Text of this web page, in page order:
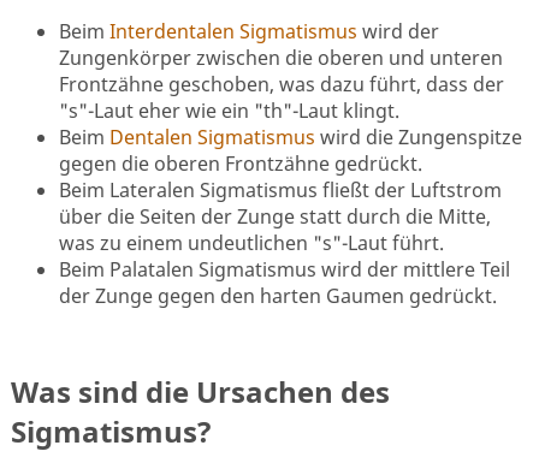
Beim Interdentalen Sigmatismus wird der
Zungenkörper zwischen die oberen und unteren
Frontzähne geschoben, was dazu führt, dass der
"s"-Laut eher wie ein "th"-Laut klingt.
Beim Dentalen Sigmatismus wird die Zungenspitze
gegen die oberen Frontzähne gedrückt.
Beim Lateralen Sigmatismus fließt der Luftstrom
über die Seiten der Zunge statt durch die Mitte,
was zu einem undeutlichen "s"-Laut führt.
Beim Palatalen Sigmatismus wird der mittlere Teil
der Zunge gegen den harten Gaumen gedrückt.
Was sind die Ursachen des
Sigmatismus?